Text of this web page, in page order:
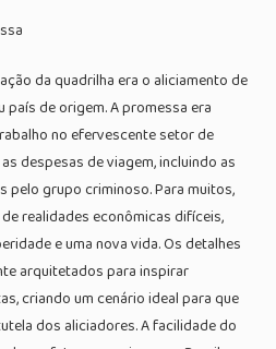
da quadrilha era o aliciamento de
de origem. A promessa era
no efervescente setor de
despesas de viagem, incluindo as
pelo grupo criminoso. Para muitos,
realidades econômicas difíceis,
e uma nova vida. Os detalhes
arquitetados para inspirar
criando um cenário ideal para que
dos aliciadores. A facilidade do